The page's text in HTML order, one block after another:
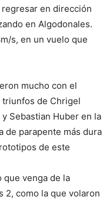
en dirección
en Algodonales.
s, en un vuelo que
mucho con el
triunfos de Chrigel
y Sebastian Huber en la
de parapente más dura
de este
que venga de la
2, como la que volaron